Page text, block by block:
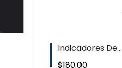
Indicadores De...
Precio
$180.00